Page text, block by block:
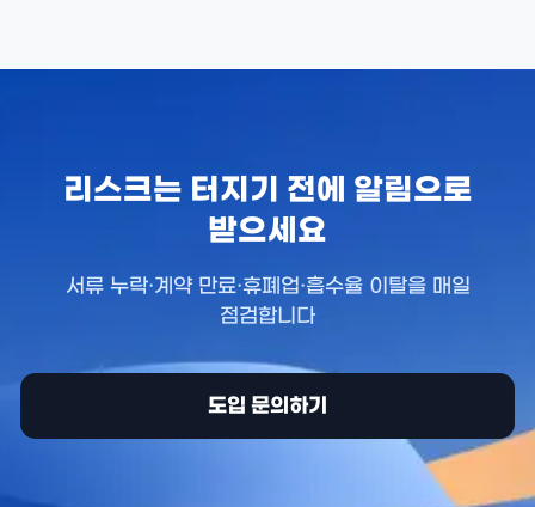
리스크는 터지기 전에 알림으로
받으세요
서류 누락·계약 만료·휴폐업·흡수율 이탈을 매일
점검합니다
도입 문의하기